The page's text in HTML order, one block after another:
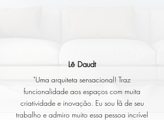
Lê Daudt
"Uma arquiteta sensacional! Traz
funcionalidade aos espaços com muita
criatividade e inovação. Eu sou fã de seu
trabalho e admiro muito essa pessoa incrível